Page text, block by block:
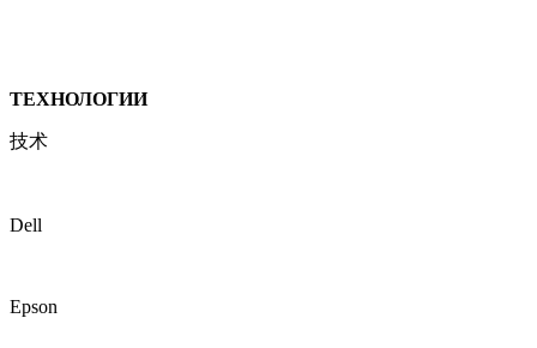
ТЕХНОЛОГИИ
技术
Dell
Epson